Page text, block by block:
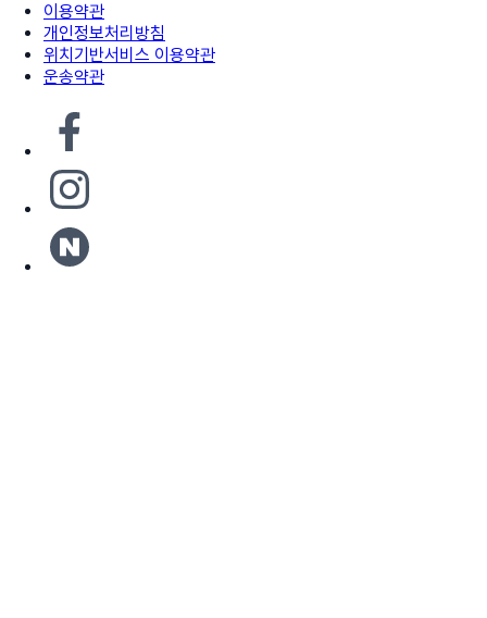
이용약관
개인정보처리방침
위치기반서비스 이용약관
운송약관